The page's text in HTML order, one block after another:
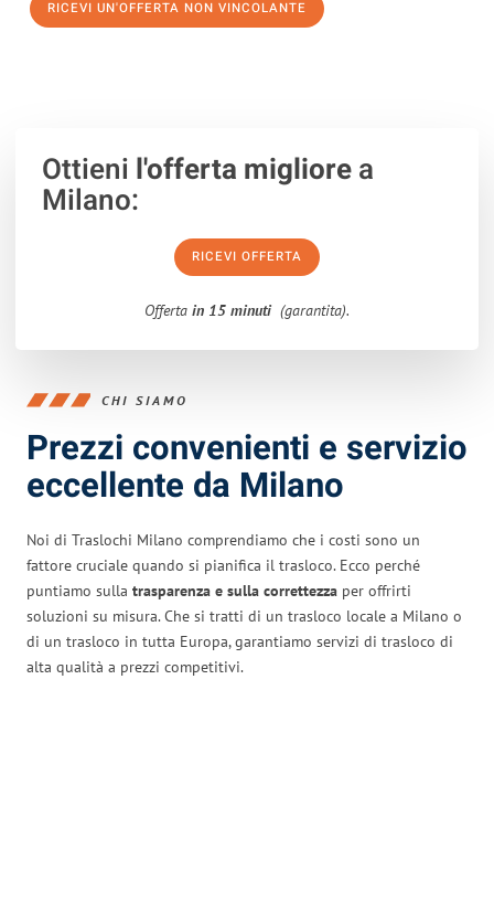
RICEVI UN'OFFERTA NON VINCOLANTE
Ottieni l'offerta migliorea
Milano:
RICEVI OFFERTA
Offerta in 15 minuti (garantita).
CHI SIAMO
Prezzi convenienti e servizio
eccellente da Milano
Noi di Traslochi Milano comprendiamo che i costi sono un
fattore cruciale quando si pianifica il trasloco. Ecco perché
puntiamo sulla trasparenza e sulla correttezza per offrirti
soluzioni su misura. Che si tratti di un trasloco locale a Milano o
di un trasloco in tutta Europa, garantiamo servizi di trasloco di
alta qualità a prezzi competitivi.